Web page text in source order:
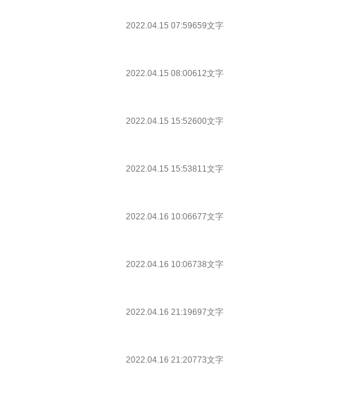
2022.04.15 07:59659文字
2022.04.15 08:00612文字
2022.04.15 15:52600文字
2022.04.15 15:53811文字
2022.04.16 10:06677文字
2022.04.16 10:06738文字
2022.04.16 21:19697文字
2022.04.16 21:20773文字